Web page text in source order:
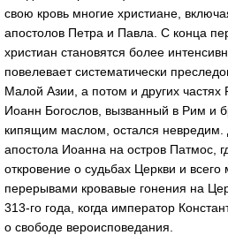
свою кровь многие христиане,
апостолов Петра и Павла. С конца
христиан становятся более
повелевает систематически
Малой Азии, а потом и других
Иоанн Богослов, вызванный в Рим и
кипящим маслом, остался
апостола Иоанна на остров Патмос,
откровение о судьбах Церкви и
перерывами кровавые гонения на
313-го года, когда император
о свободе вероисповедания.